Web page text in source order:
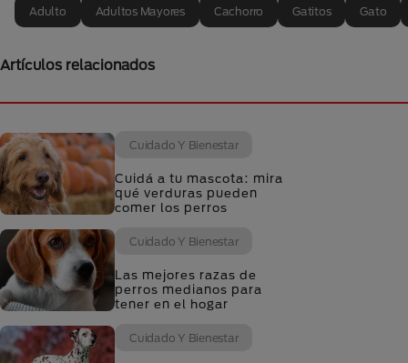
Adulto Adultos Mayores Cachorro Gatitos Gato
Artículos relacionados
Cuidado Y Bienestar
Cuidá a tu mascota: mira
qué verduras pueden
comer los perros
Cuidado Y Bienestar
Las mejores razas de
perros medianos para
tener en el hogar
Cuidado Y Bienestar